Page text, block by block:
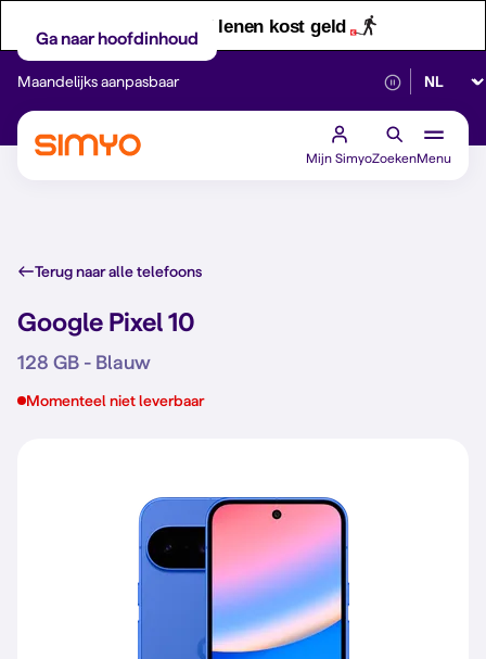
Let op! Geld lenen kost geld
Ga naar hoofdinhoud
Maandelijks aanpasbaar Betrouwbaar
Mijn SimyoZoekenMenu
Terug naar alle telefoons
Google Pixel 10
128 GB - Blauw
Momenteel niet leverbaar